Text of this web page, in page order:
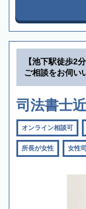
【池下駅徒歩2
ご相談をお伺い
司法書士
オンライン相談可
所長が女性 女性